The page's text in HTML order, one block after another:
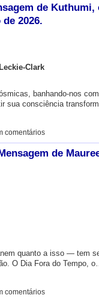
de Kuthumi,
2026.
Clark
banhando-nos
sua consciência
comentários
de
quanto a isso — tem
O Dia Fora do Tempo,
comentários